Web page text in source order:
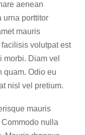
aenean
urna porttitor
mauris
volutpat est
morbi. Diam vel
quam. Odio eu
nisl vel pretium.
mauris
nulla